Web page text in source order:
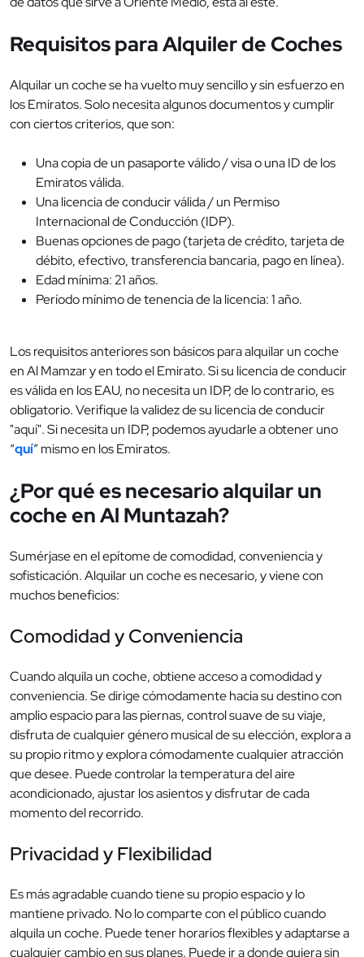
Requisitos para Alquiler de Coches
Alquilar un coche se ha vuelto muy sencillo y sin esfuerzo en
los Emiratos. Solo necesita algunos documentos y cumplir
con ciertos criterios, que son:
Una copia de un pasaporte válido / visa o una ID de los
Emiratos válida.
Una licencia de conducir válida / un Permiso
Internacional de Conducción (IDP).
Buenas opciones de pago (tarjeta de crédito, tarjeta de
débito, efectivo, transferencia bancaria, pago en línea).
Edad mínima: 21 años.
Período mínimo de tenencia de la licencia: 1 año.
Los requisitos anteriores son básicos para alquilar un coche
en Al Mamzar y en todo el Emirato. Si su licencia de conducir
es válida en los EAU, no necesita un IDP, de lo contrario, es
obligatorio. Verifique la validez de su licencia de conducir
"aquí". Si necesita un IDP, podemos ayudarle a obtener uno
“quí” mismo en los Emiratos.
¿Por qué es necesario alquilar un
coche en Al Muntazah?
Sumérjase en el epítome de comodidad, conveniencia y
sofisticación. Alquilar un coche es necesario, y viene con
muchos beneficios:
Comodidad y Conveniencia
Cuando alquila un coche, obtiene acceso a comodidad y
conveniencia. Se dirige cómodamente hacia su destino con
amplio espacio para las piernas, control suave de su viaje,
disfruta de cualquier género musical de su elección, explora a
su propio ritmo y explora cómodamente cualquier atracción
que desee. Puede controlar la temperatura del aire
acondicionado, ajustar los asientos y disfrutar de cada
momento del recorrido.
Privacidad y Flexibilidad
Es más agradable cuando tiene su propio espacio y lo
mantiene privado. No lo comparte con el público cuando
alquila un coche. Puede tener horarios flexibles y adaptarse a
cualquier cambio en sus planes. Puede ir a donde quiera sin